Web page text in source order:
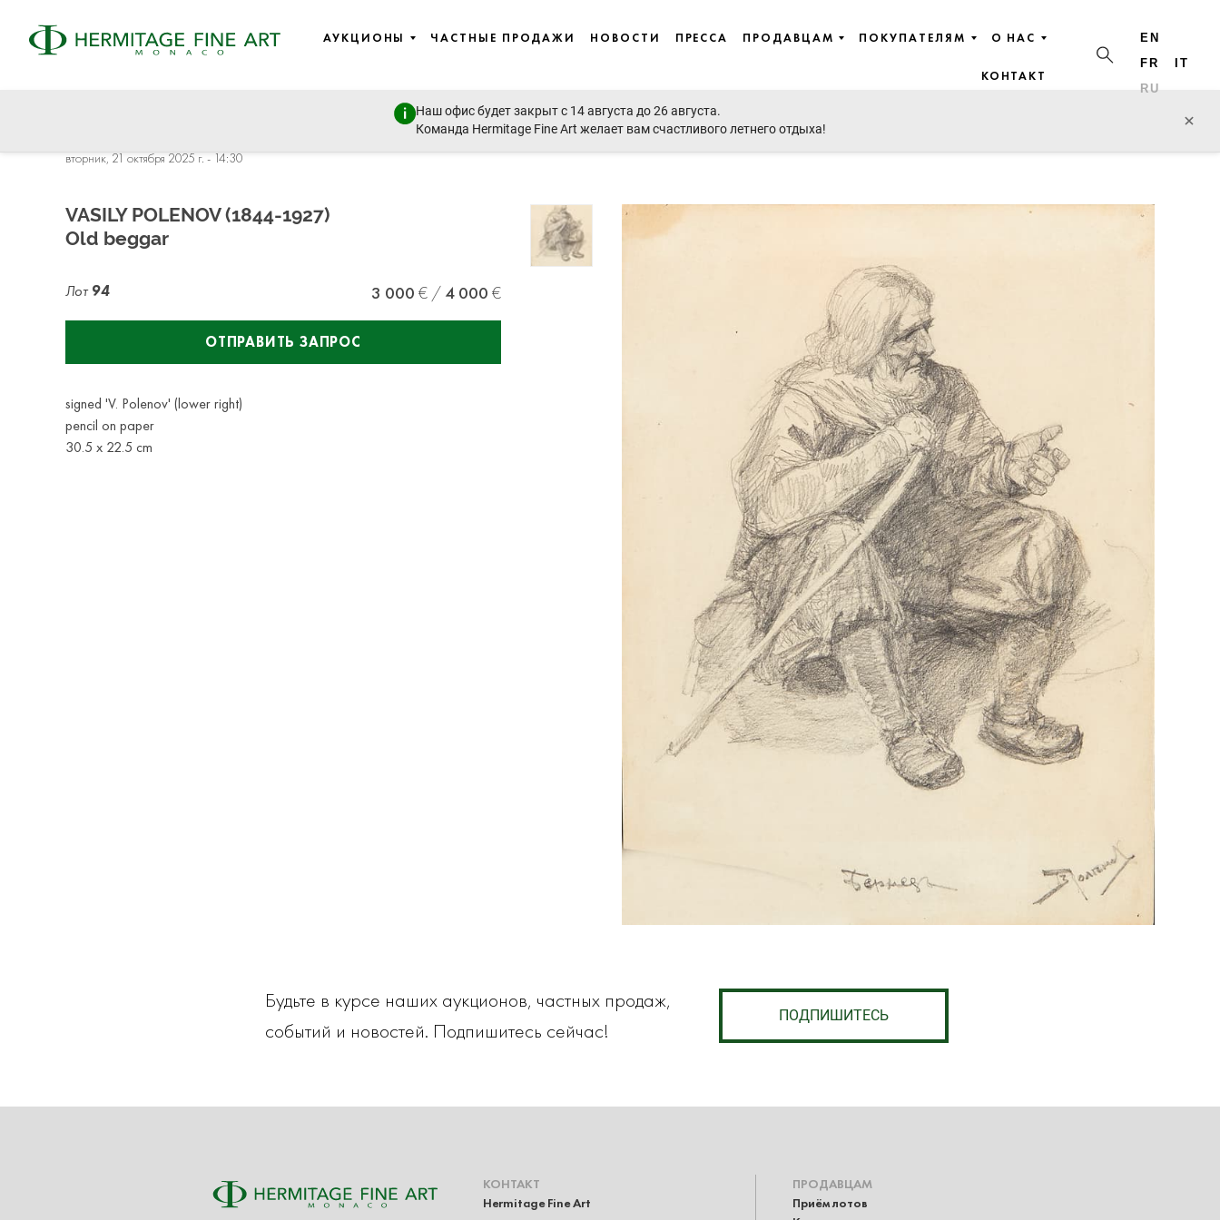
АУКЦИОНЫ ЧАСТНЫЕ ПРОДАЖИ НОВОСТИ ПРЕССА ПРОДАВЦАМ ПОКУПАТЕЛЯМ О НАС
КОНТАКТ
EN
FR
IT
RU
Наш офис будет закрыт с 14 августа до 26 августа.
Команда Hermitage Fine Art желает вам счастливого летнего отдыха!
×
FINE ART: from the 19th century to Modern Art, Eastern European art, Ballets Russes, important icons - David Hockney, Kotarbinsky, Nesterov,
вторник, 21 октября 2025 г. - 14:30
VASILY POLENOV (1844-1927)
Old beggar
Лот 94 3 000 4 000
ОТПРАВИТЬ ЗАПРОС
signed 'V. Polenov' (lower right)
pencil on paper
30.5 x 22.5 cm
Будьте в курсе наших аукционов, частных продаж,
событий и новостей. Подпишитесь сейчас!
ПОДПИШИТЕСЬ
КОНТАКТ
Hermitage Fine Art
ПРОДАВЦАМ
Приём лотов